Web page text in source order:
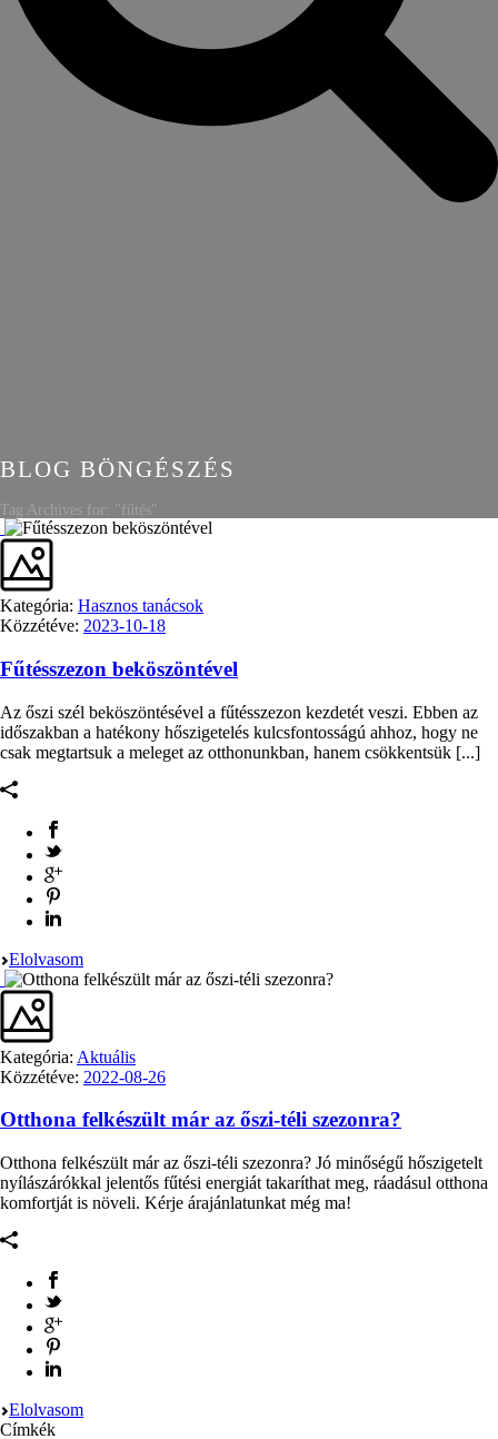
BLOG BÖNGÉSZÉS
Tag Archives for: "fűtés"
Kategória: Hasznos tanácsok
Közzétéve: 2023-10-18
Fűtésszezon beköszöntével
Az őszi szél beköszöntésével a fűtésszezon kezdetét veszi. Ebben az
időszakban a hatékony hőszigetelés kulcsfontosságú ahhoz, hogy ne
csak megtartsuk a meleget az otthonunkban, hanem csökkentsük [...]
Elolvasom
Kategória: Aktuális
Közzétéve: 2022-08-26
Otthona felkészült már az őszi-téli szezonra?
Otthona felkészült már az őszi-téli szezonra? Jó minőségű hőszigetelt
nyílászárókkal jelentős fűtési energiát takaríthat meg, ráadásul otthona
komfortját is növeli. Kérje árajánlatunkat még ma!
Elolvasom
Címkék